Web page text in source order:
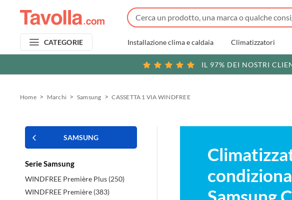
CATEGORIE Installazione clima e caldaia Climatizzatori
IL 97% DEI NOSTRI
Home Marchi Samsung CASSETTA 1 VIA WINDFREE
SAMSUNG
Serie Samsung
WINDFREE Première Plus (250)
WINDFREE Première (383)